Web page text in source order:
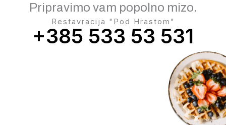
Pripravimo vam popolno mizo.
Restavracija "Pod Hrastom"
+385 533 53 531